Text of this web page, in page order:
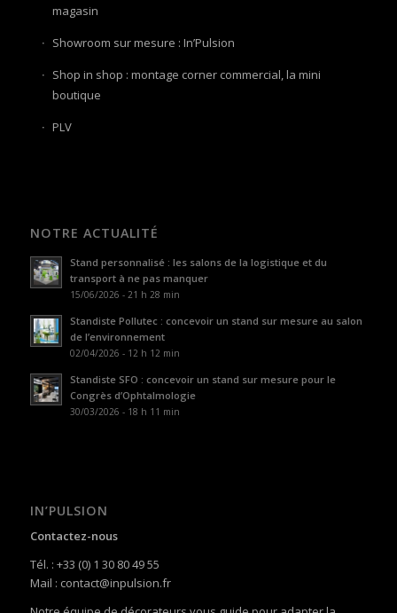
magasin
Showroom sur mesure : In’Pulsion
Shop in shop : montage corner commercial, la mini
boutique
PLV
NOTRE ACTUALITÉ
Stand personnalisé : les salons de la logistique et du
transport à ne pas manquer
15/06/2026 - 21 h 28 min
Standiste Pollutec : concevoir un stand sur mesure au salon
de l’environnement
02/04/2026 - 12 h 12 min
Standiste SFO : concevoir un stand sur mesure pour le
Congrès d’Ophtalmologie
30/03/2026 - 18 h 11 min
IN’PULSION
Contactez-nous
Tél. : +33 (0) 1 30 80 49 55
Mail : contact@inpulsion.fr